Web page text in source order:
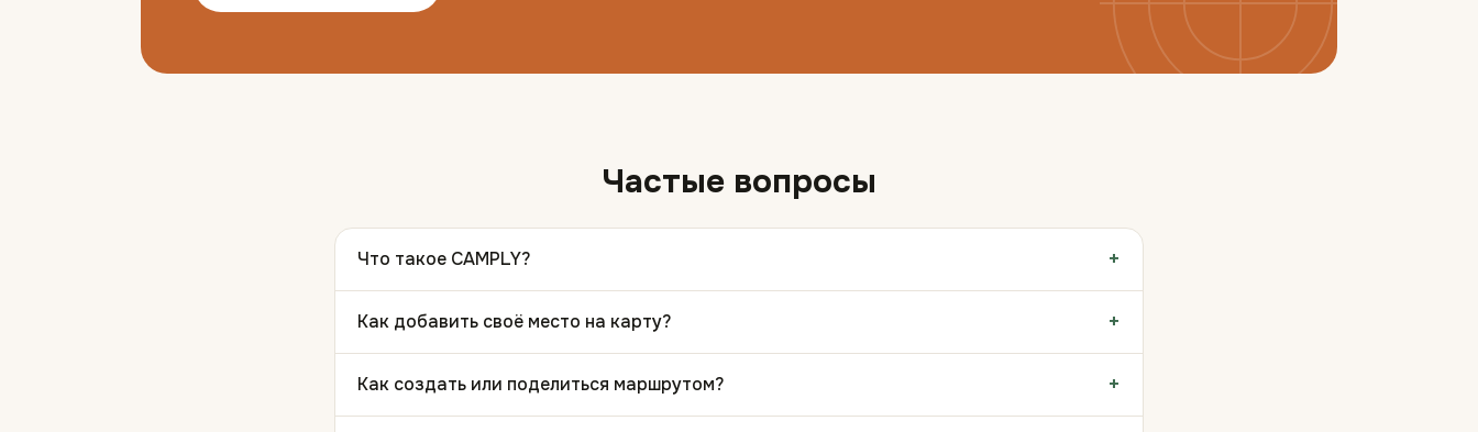
Частые вопросы
Что такое CAMPLY? +
Как добавить своё место на карту? +
Как создать или поделиться маршрутом? +